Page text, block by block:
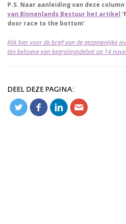
P.S. Naar aanleiding van deze
van Binnenlands Bestuur het artikel
door race to the bottom’
Klik hier voor de brief van de gezamenlijke
ten behoeve van begrotingsdebat op 14
DEEL DEZE PAGINA: